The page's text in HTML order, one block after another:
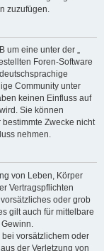
zuzufügen.
um eine unter der „
Foren-Software
Community unter
keinen Einfluss auf
Sie können
Zwecke nicht
nehmen.
von Leben, Körper
Vertragspflichten
oder grob
gilt auch für mittelbare
vorsätzlichem oder
der Verletzung von